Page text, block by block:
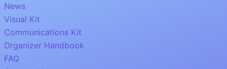
News
Visual Kit
Communications Kit
Organizer Handbook
FAQ